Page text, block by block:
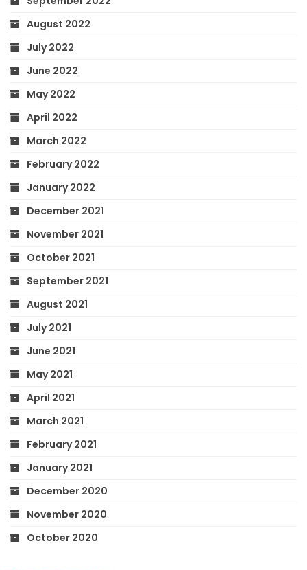
August 2022
July 2022
June 2022
May 2022
April 2022
March 2022
February 2022
January 2022
December 2021
November 2021
October 2021
September 2021
August 2021
July 2021
June 2021
May 2021
April 2021
March 2021
February 2021
January 2021
December 2020
November 2020
October 2020